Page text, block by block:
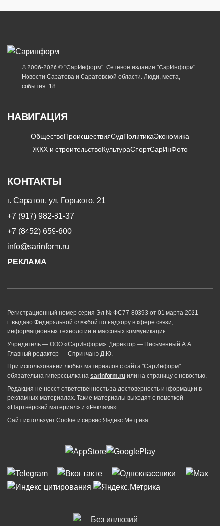
© 2006-2026 © "СарИнформ". Сетевое издание "СарИнформ".
Новости Саратова и Саратовской области. Люди, места,
события. 18+
НАВИГАЦИЯ
ОбществоПроисшествияСудПолитикаЭкономика
ЖКХ и строительствоКультураСпортСарИнФото
КОНТАКТЫ
г. Саратов, ул. Горького, 21
+7 (917) 982-81-37
+7 (8452) 659-600
info@sarinform.ru
РЕКЛАМА
Регистрационный номер серия Эл № ФС77-80393 от 01 марта 2021
г. выдано Федеральной службой по надзору в сфере связи,
информационных технологий и массовых коммуникаций.
Учредитель — ООО «СарИнформ». Директор — Письменный А.А.
Главный редактор — Спринчанэ Д.Ю.
При использовании любых материалов с сайта "СарИнформ"
обязательна гиперссылка на sarinform.ru или на страницу с новостью.
Редакция не несет ответственность за достоверность информации в
рекламных материалах. Такие материалы выходят с пометкой
«Партнёрский материал» и «Реклама».
Сайт использует Cookie и сервиc Яндекс.Метрика